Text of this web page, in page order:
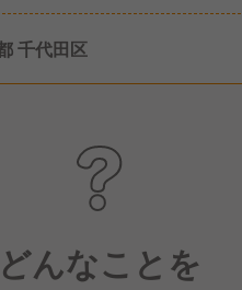
■介護休暇
千代田区
んなことを